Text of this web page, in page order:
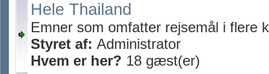
Hele Thailand
Emner som omfatter rejsemål i flere
Styret af: Administrator
Hvem er her? 18 gæst(er)